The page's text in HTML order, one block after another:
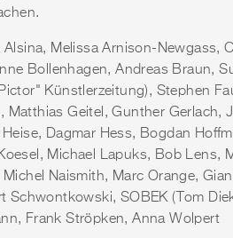
Melissa Arnison-Newgass,
Bollenhagen, Andreas Braun,
Künstlerzeitung), Stephen
Matthias Geitel, Gunther Gerlach,
Dagmar Hess, Bogdan
Michael Lapuks, Bob Lens,
Naismith, Marc Orange,
Schwontkowski, SOBEK (Tom
Frank Ströpken, Anna Wolpert